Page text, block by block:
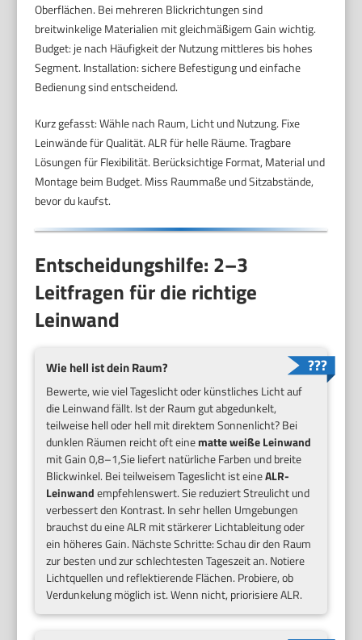
Oberflächen. Bei mehreren Blickrichtungen sind
breitwinkelige Materialien mit gleichmäßigem Gain wichtig.
Budget: je nach Häufigkeit der Nutzung mittleres bis hohes
Segment. Installation: sichere Befestigung und einfache
Bedienung sind entscheidend.
Kurz gefasst: Wähle nach Raum, Licht und Nutzung. Fixe
Leinwände für Qualität. ALR für helle Räume. Tragbare
Lösungen für Flexibilität. Berücksichtige Format, Material und
Montage beim Budget. Miss Raummaße und Sitzabstände,
bevor du kaufst.
Entscheidungshilfe: 2–3
Leitfragen für die richtige
Leinwand
Wie hell ist dein Raum?
Bewerte, wie viel Tageslicht oder künstliches Licht auf
die Leinwand fällt. Ist der Raum gut abgedunkelt,
teilweise hell oder hell mit direktem Sonnenlicht? Bei
dunklen Räumen reicht oft einematte weiße Leinwand
mit Gain 0,8–1,Sie liefert natürliche Farben und breite
Blickwinkel. Bei teilweisem Tageslicht ist eineALR-
Leinwandempfehlenswert. Sie reduziert Streulicht und
verbessert den Kontrast. In sehr hellen Umgebungen
brauchst du eine ALR mit stärkerer Lichtableitung oder
ein höheres Gain. Nächste Schritte: Schau dir den Raum
zur besten und zur schlechtesten Tageszeit an. Notiere
Lichtquellen und reflektierende Flächen. Probiere, ob
Verdunkelung möglich ist. Wenn nicht, priorisiere ALR.